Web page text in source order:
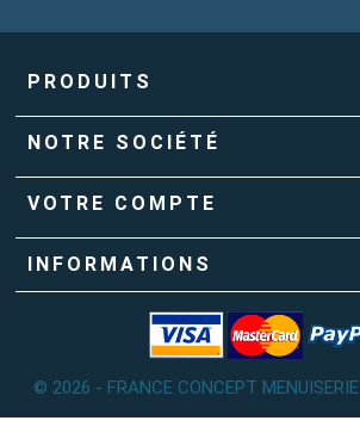
PRODUITS
NOTRE SOCIÉTÉ
VOTRE COMPTE
INFORMATIONS
© 2026 - FRANCE CONCEPT MENUISERIE